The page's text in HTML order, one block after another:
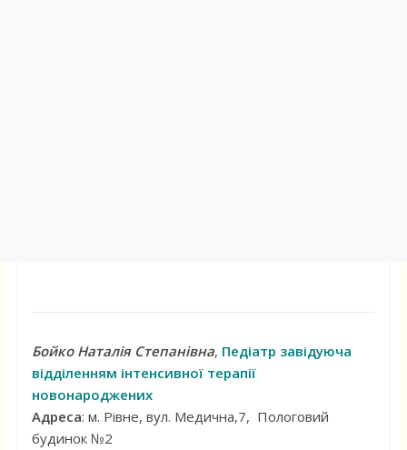
Бойко Наталія Степанівна, Педіатр завідуюча
відділенням інтенсивної терапії
новонароджених
Адреса: м. Рівне, вул. Медична,7, Пологовий
будинок №2